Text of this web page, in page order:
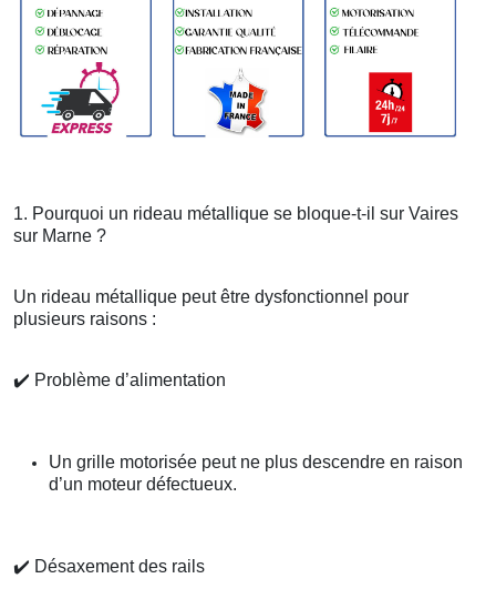
1. Pourquoi un rideau métallique se bloque-t-il sur Vaires
sur Marne ?
Un rideau métallique peut être dysfonctionnel pour
plusieurs raisons :
✔️ Problème d’alimentation
Un grille motorisée peut ne plus descendre en raison
d’un moteur défectueux.
✔️ Désaxement des rails